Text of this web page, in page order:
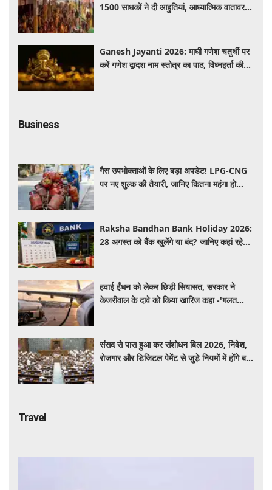
1500 साधकों ने दी आहुतियां, आध्यात्मिक वातावरण
Ganesh Jayanti 2026: माघी गणेश चतुर्थी पर
करें गणेश द्वादश नाम स्तोत्र का पाठ, विघ्नहर्ता की
Business
गैस उपभोक्ताओं के लिए बड़ा अपडेट! LPG-CNG
पर नए शुल्क की तैयारी, जानिए कितना महंगा हो
Raksha Bandhan Bank Holiday 2026:
28 अगस्त को बैंक खुलेंगे या बंद? जानिए कहां रहेगी
हवाई ईंधन को लेकर छिड़ी सियासत, सरकार ने
केजरीवाल के दावे को किया खारिज कहा -'गलत
संसद से पास हुआ कर संशोधन बिल 2026, निवेश,
रोजगार और डिजिटल पेमेंट से जुड़े नियमों में होंगे बड़े
Travel